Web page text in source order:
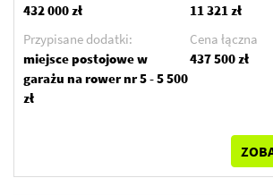
432 000 zł
11 321 zł
Przypisane dodatki:
miejsce postojowe w
garażu na rower nr 5 - 5 500
zł
Cena łączna
437 500 zł